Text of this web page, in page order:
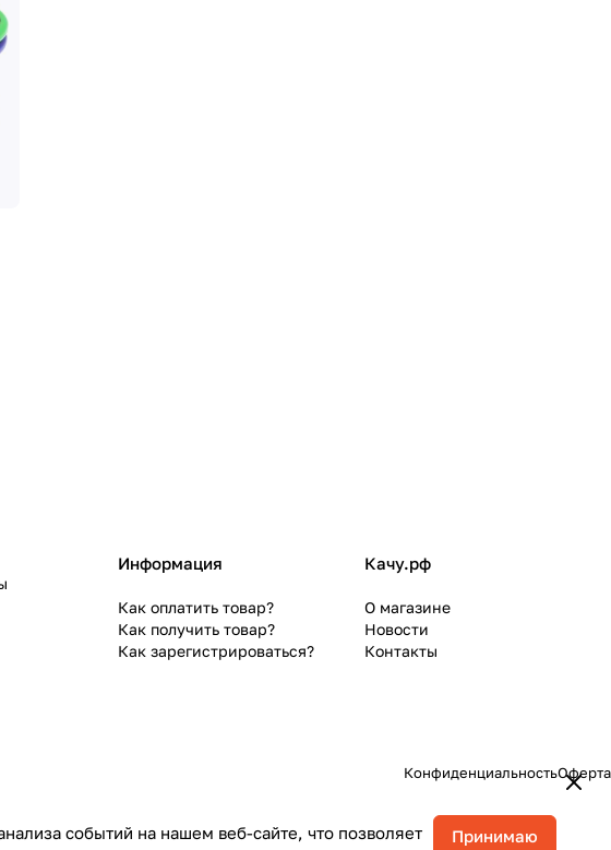
Информация
Как оплатить товар?
Как получить товар?
Как зарегистрироваться?
Качу.рф
О магазине
Новости
Контакты
КонфиденциальностьОферта
событий на нашем веб-сайте, что позволяет
Принимаю